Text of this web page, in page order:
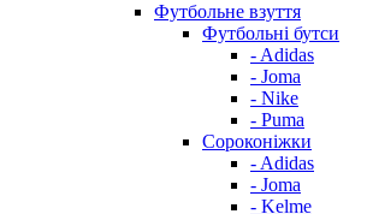
Футбольне взуття
Футбольні бутси
- Adidas
- Joma
- Nike
- Puma
Сороконіжки
- Adidas
- Joma
- Kelme